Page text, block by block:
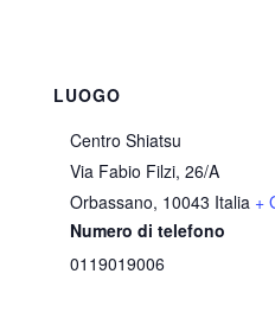
LUOGO
Centro Shiatsu
Via Fabio Filzi, 26/A
Orbassano, 10043 Italia +
Numero di telefono
0119019006